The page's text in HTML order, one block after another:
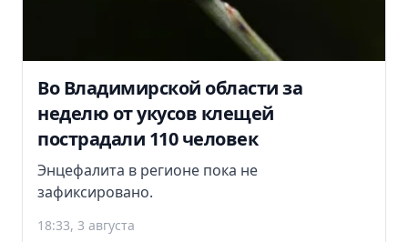
Во Владимирской области за
неделю от укусов клещей
пострадали 110 человек
Энцефалита в регионе пока не
зафиксировано.
18:33, 3 августа